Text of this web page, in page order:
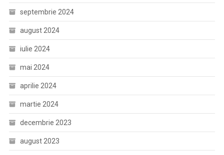
septembrie 2024
august 2024
iulie 2024
mai 2024
aprilie 2024
martie 2024
decembrie 2023
august 2023